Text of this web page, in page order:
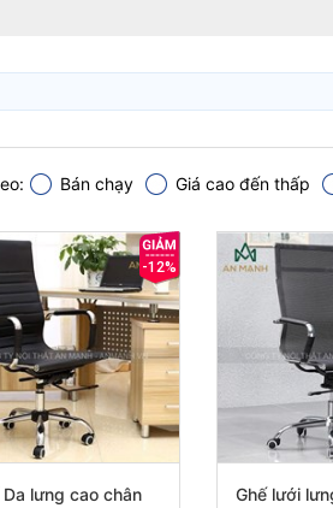
Bán chạy Giá cao đến thấp
Da lưng cao chân
-12%
Ghế lưới